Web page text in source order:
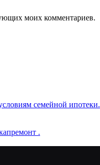
моих комментариев.
семейной ипотеки.
.